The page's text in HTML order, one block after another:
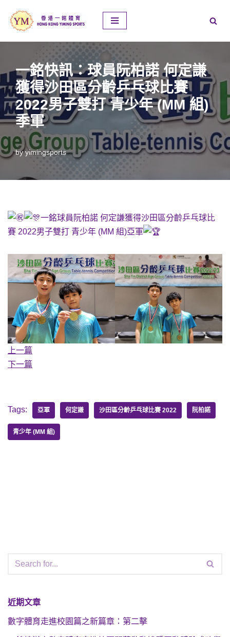
Skip
to
一銘快訊：球員阮柏諾 何定謙
獲得沙田區分齡乒乓球比賽
2022男子雙打 青少年 (MM 組)
季軍
byyimingsports
一銘球員阮柏諾 何定謙獲得沙田區分齡乒乓球比
賽 2022男子雙打 青少年 (MM 組)亞軍
上一篇
下一篇
Tags: 亞軍 何定謙 沙田區分齡乒乓球比賽 2022 阮柏諾
青少年 (MM 組)
近期文章
數字體育走進校園篇之新篇章：第二擊